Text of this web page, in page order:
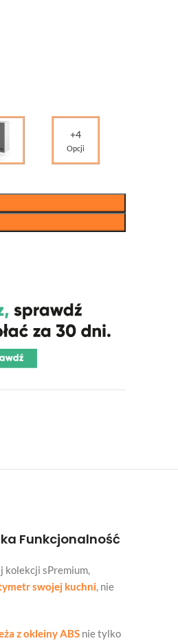
+4
Opcji
Funkcjonalność
kolekcji sPremium,
swojej kuchni, nie
z okleiny ABS nie tylko